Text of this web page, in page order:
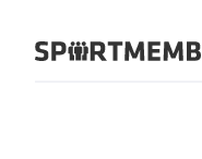
À propos de